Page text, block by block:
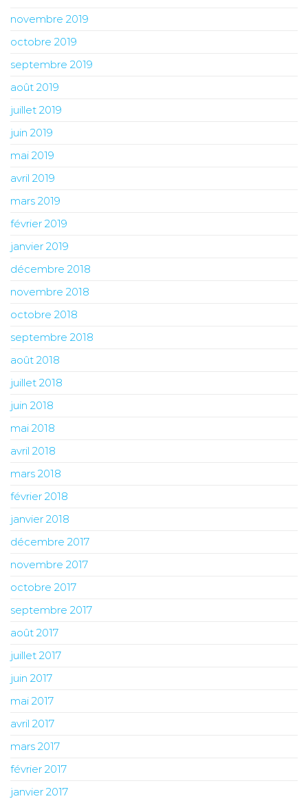
novembre 2019
octobre 2019
septembre 2019
août 2019
juillet 2019
juin 2019
mai 2019
avril 2019
mars 2019
février 2019
janvier 2019
décembre 2018
novembre 2018
octobre 2018
septembre 2018
août 2018
juillet 2018
juin 2018
mai 2018
avril 2018
mars 2018
février 2018
janvier 2018
décembre 2017
novembre 2017
octobre 2017
septembre 2017
août 2017
juillet 2017
juin 2017
mai 2017
avril 2017
mars 2017
février 2017
janvier 2017